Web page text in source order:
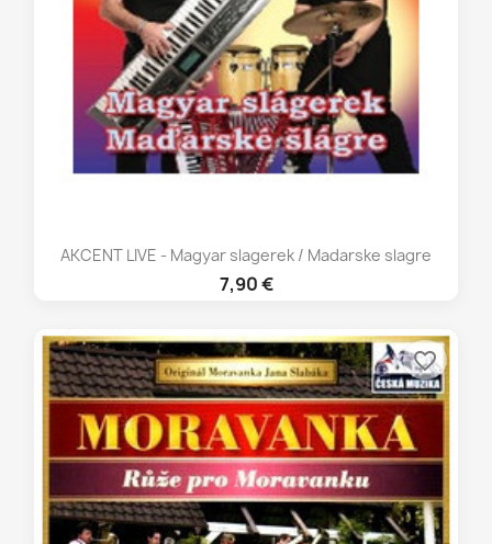
AKCENT LIVE - Magyar slagerek / Madarske slagre
7,90 €
favorite_border